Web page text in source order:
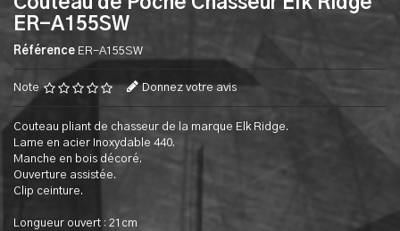
ER-A155SW
Référence ER-A155SW
Note Donnez votre avis
Couteau pliant de chasseur de la marque Elk Ridge.
Lame en acier Inoxydable 440.
Manche en bois décoré.
Ouverture assistée.
Clip ceinture.
Longueur ouvert : 21cm